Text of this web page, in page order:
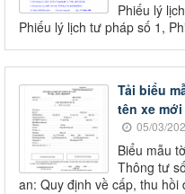
Phiếu lý
Phiếu lý lịch tư pháp số 1,
Tải biểu
tên xe
05/03/
Biểu mẫu
Thông tư
an: Quy định về cấp, thu hồi